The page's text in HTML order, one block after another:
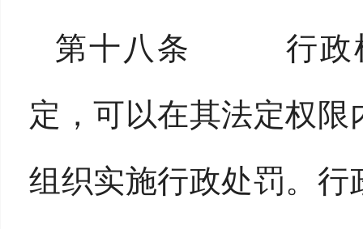
第十八条 行政机
定，可以在其法定权
组织实施行政处罚。